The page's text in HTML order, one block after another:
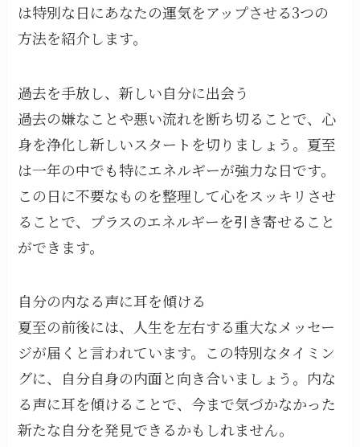
は特別な日にあなたの運気をアップさせる3つの
方法を紹介します。
過去を手放し、新しい自分に出会う
過去の嫌なことや悪い流れを断ち切ることで、心
身を浄化し新しいスタートを切りましょう。夏至
は一年の中でも特にエネルギーが強力な日です。
この日に不要なものを整理して心をスッキリさせ
ることで、プラスのエネルギーを引き寄せること
ができます。
自分の内なる声に耳を傾ける
夏至の前後には、人生を左右する重大なメッセー
ジが届くと言われています。この特別なタイミン
グに、自分自身の内面と向き合いましょう。内な
る声に耳を傾けることで、今まで気づかなかった
新たな自分を発見できるかもしれません。